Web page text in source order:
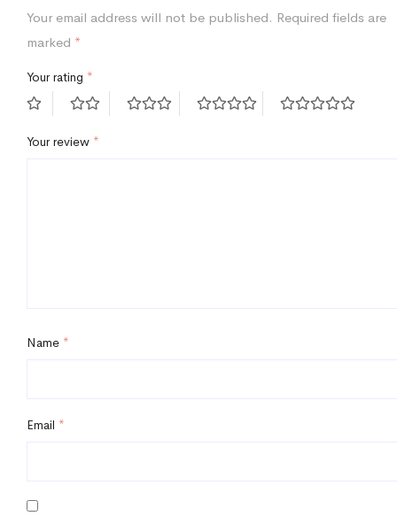
Your email address will not be published. Required fields are
marked *
Your rating *
Your review *
Name *
Email *